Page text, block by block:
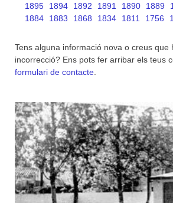
1895
1894 1892 1891 1890 1889
1884
1883 1868 1834 1811 1756
Tens alguna informació nova o creus que
incorrecció? Ens pots fer arribar els teus
formulari de contacte